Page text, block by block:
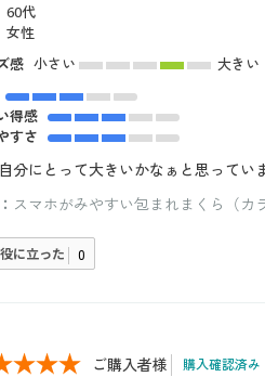
60代
女性
感 小さい
大きい
得感
すさ
分にとって大きいかなぁと思って
スマホがみやすい包まれまくら（カ
役に立った 0
ご購入者様 購入確認済み